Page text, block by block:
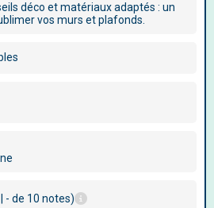
déco et matériaux adaptés : un
vos murs et plafonds.
- de 10 notes)